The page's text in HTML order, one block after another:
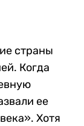
страны
Когда
ее
Хотя